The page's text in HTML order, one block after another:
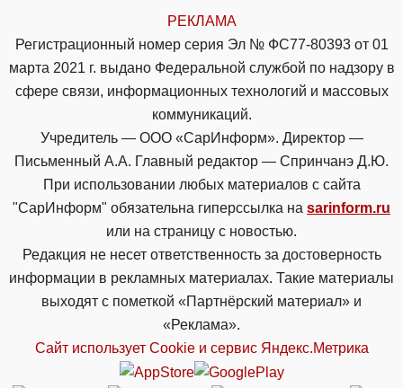
РЕКЛАМА
Регистрационный номер серия Эл № ФС77-80393 от 01
марта 2021 г. выдано Федеральной службой по надзору в
сфере связи, информационных технологий и массовых
коммуникаций.
Учредитель — ООО «СарИнформ». Директор —
Письменный А.А. Главный редактор — Спринчанэ Д.Ю.
При использовании любых материалов с сайта
"СарИнформ" обязательна гиперссылка на sarinform.ru
или на страницу с новостью.
Редакция не несет ответственность за достоверность
информации в рекламных материалах. Такие материалы
выходят с пометкой «Партнёрский материал» и
«Реклама».
Сайт использует Cookie и сервиc Яндекс.Метрика